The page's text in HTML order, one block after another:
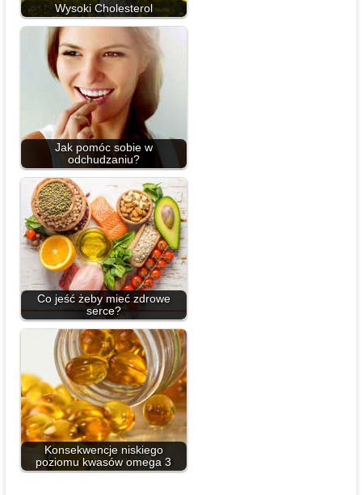
Wysoki Cholesterol
Jak pomóc sobie w
odchudzaniu?
Co jeść żeby mieć zdrowe
serce?
Konsekwencje niskiego
poziomu kwasów omega 3